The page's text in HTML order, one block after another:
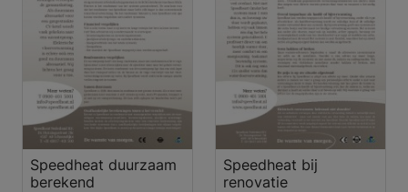
Speedheat duurzaam
berekend
Speedheat bij
renovatie